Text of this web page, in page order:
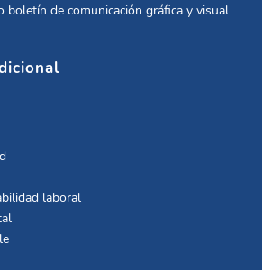
boletín de comunicación gráfica y visual
laboral